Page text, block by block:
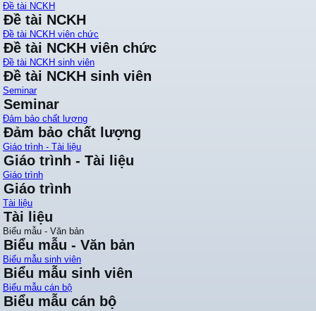
Đề tài NCKH
Đề tài NCKH
Đề tài NCKH viên chức
Đề tài NCKH viên chức
Đề tài NCKH sinh viên
Đề tài NCKH sinh viên
Seminar
Seminar
Đảm bảo chất lượng
Đảm bảo chất lượng
Giáo trình - Tài liệu
Giáo trình - Tài liệu
Giáo trình
Giáo trình
Tài liệu
Tài liệu
Biểu mẫu - Văn bản
Biểu mẫu - Văn bản
Biểu mẫu sinh viên
Biểu mẫu sinh viên
Biểu mẫu cán bộ
Biểu mẫu cán bộ